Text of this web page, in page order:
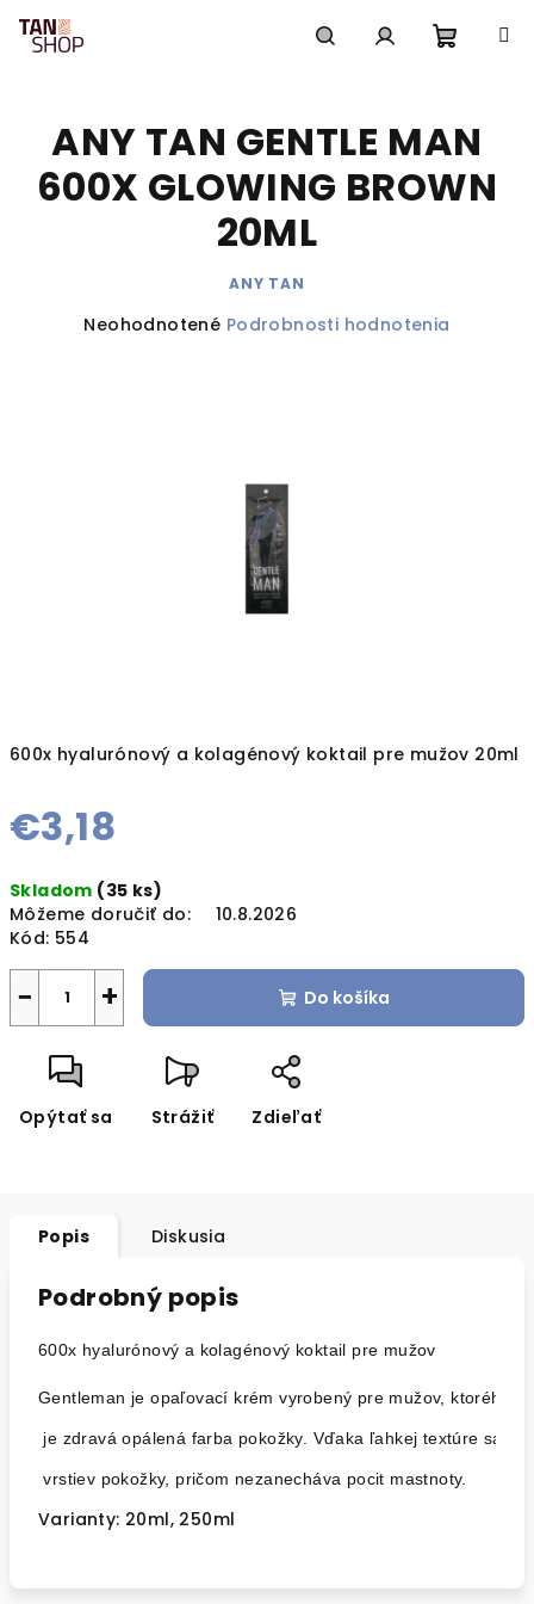
obsah
košík
600x hyalurónový a kolagénový koktail pre mužov 20ml
€3,18
cena:
Skladom (35 ks)
Môžeme doručiť do:
10.8.2026
Kód: 554
+
− Do košíka
Opýtať sa Strážiť Zdieľať
ANY TAN GENTLE MAN
600X GLOWING BROWN
20ML
ANY TAN
Priemerné
Neohodnotené Podrobnosti hodnotenia
Popis Diskusia
Podrobný popis
600x hyalurónový a kolagénový koktail pre mužov
Gentleman je opaľovací krém vyrobený pre mužov, ktorého
je zdravá opálená farba pokožky. Vďaka ľahkej textúre sa
vrstiev pokožky, pričom nezanecháva pocit mastnoty.
Varianty: 20ml, 250ml